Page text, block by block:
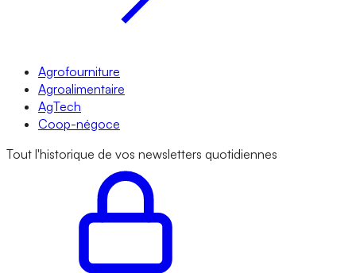
Agrofourniture
Agroalimentaire
AgTech
Coop-négoce
Tout l'historique de vos newsletters quotidiennes